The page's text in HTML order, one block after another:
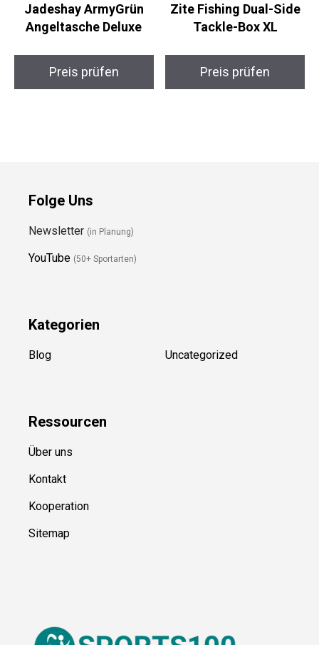
Jadeshay ArmyGrün
Angeltasche Deluxe
Zite Fishing Dual-Side
Tackle-Box XL
Folge Uns
YouTube (50+ Sportarten)
Blog
Ressource
Über uns
Kontakt